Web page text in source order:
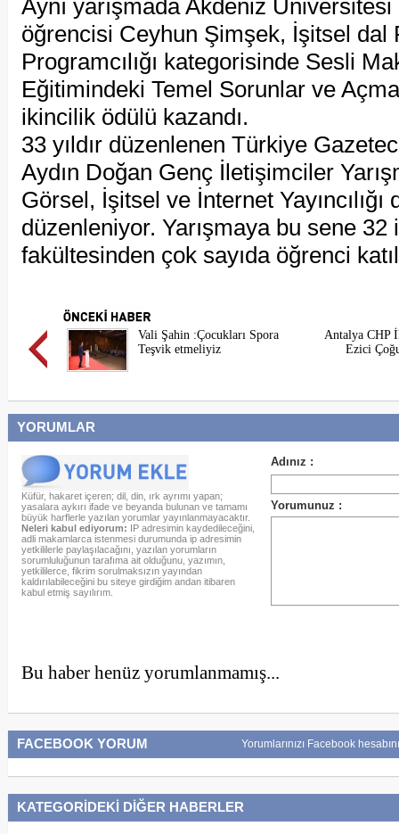
Aynı yarışmada Akdeniz
öğrencisi Ceyhun Şimşek, İşitsel dal
Programcılığı kategorisinde Sesli
Eğitimindeki Temel Sorunlar ve
ikincilik ödülü kazandı.
33 yıldır düzenlenen Türkiye
Aydın Doğan Genç İletişimciler
Görsel, İşitsel ve İnternet Yayıncılığı
düzenleniyor. Yarışmaya bu sene 32
fakültesinden çok sayıda öğrenci
Vali Şahin :Çocukları Spora
Teşvik etmeliyiz
Antalya CHP
Ezici
YORUMLAR
Küfür, hakaret içeren; dil, din, ırk ayrımı yapan;
yasalara aykırı ifade ve beyanda bulunan ve tamamı
büyük harflerle yazılan yorumlar yayınlanmayacaktır.
Neleri kabul ediyorum: IP adresimin kaydedileceğini,
adli makamlarca istenmesi durumunda ip adresimin
yetkililerle paylaşılacağını, yazılan yorumların
sorumluluğunun tarafıma ait olduğunu, yazımın,
yetkililerce, fikrim sorulmaksızın yayından
kaldırılabileceğini bu siteye girdiğim andan itibaren
kabul etmiş sayılırım.
Bu haber henüz yorumlanmamış...
FACEBOOK YORUM Yorumlarınızı Facebook
KATEGORİDEKİ DİĞER HABERLER